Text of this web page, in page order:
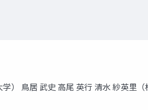
） 鳥居 武史 高尾 英行 清水 紗英里（